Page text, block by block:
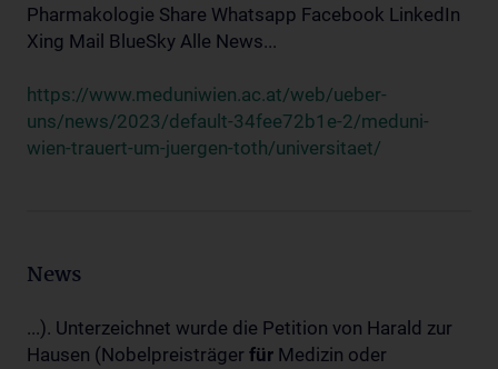
Pharmakologie Share Whatsapp Facebook LinkedIn
Xing Mail BlueSky Alle News...
https://www.meduniwien.ac.at/web/ueber-
uns/news/2023/default-34fee72b1e-2/meduni-
wien-trauert-um-juergen-toth/universitaet/
News
...). Unterzeichnet wurde die Petition von Harald zur
Hausen (Nobelpreisträger für Medizin oder